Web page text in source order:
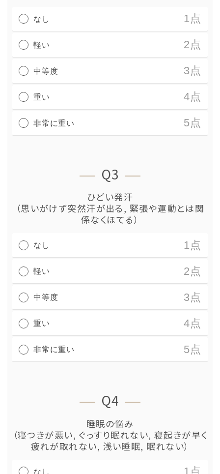
なし 1点
軽い 2点
中等度 3点
重い 4点
非常に重い 5点
Q3
ひどい発汗
（思いがけず突然汗が出る, 緊張や運動とは関
係なくほてる）
なし 1点
軽い 2点
中等度 3点
重い 4点
非常に重い 5点
Q4
睡眠の悩み
（寝つきが悪い, ぐっすり眠れない, 寝起きが早く
疲れが取れない, 浅い睡眠, 眠れない）
なし 1点